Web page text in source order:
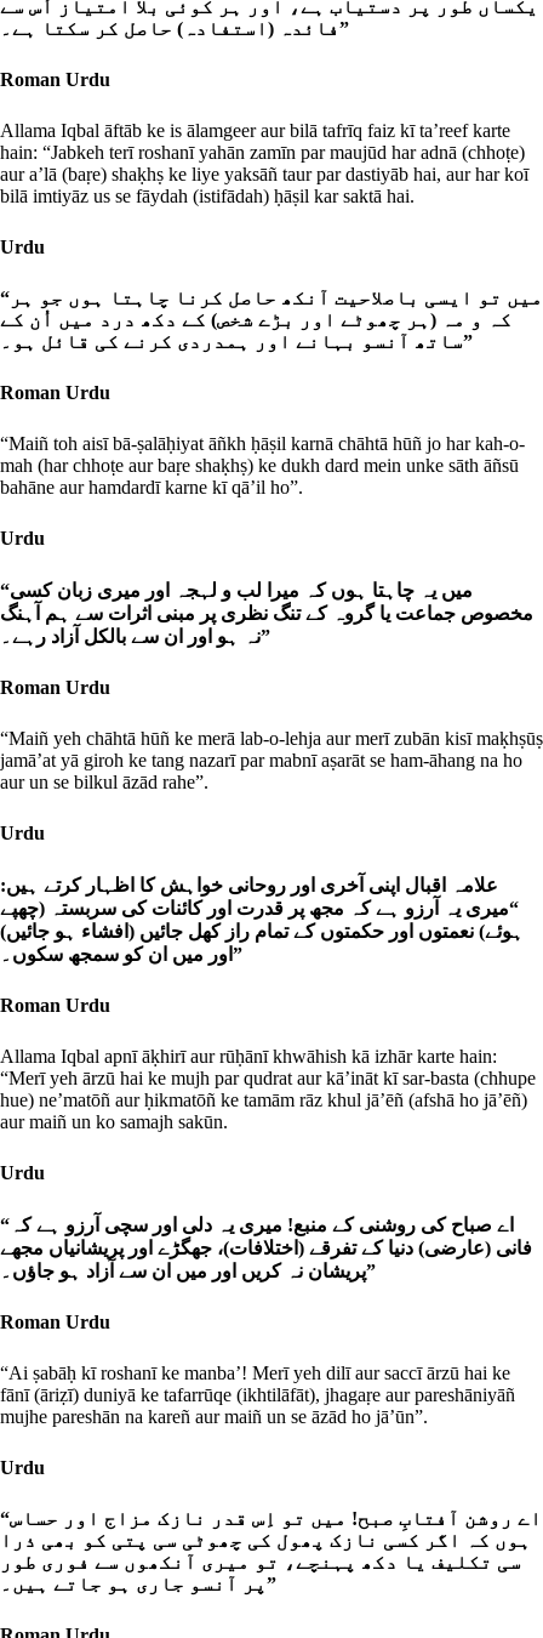
یکساں طور پر دستیاب ہے، اور ہر کوئی بلا امتیاز اُس سے
فائدہ (استفادہ) حاصل کر سکتا ہے۔”
Roman Urdu
Allama Iqbal āftāb ke is ālamgeer aur bilā tafrīq faiz kī ta’reef karte
hain: “Jabkeh terī roshanī yahān zamīn par maujūd har adnā (chhoṭe)
aur a’lā (baṛe) shaḳhṣ ke liye yaksāñ taur par dastiyāb hai, aur har koī
bilā imtiyāz us se fāydah (istifādah) ḥāṣil kar saktā hai.
Urdu
“میں تو ایسی باصلاحیت آنکھ حاصل کرنا چاہتا ہوں جو ہر
کہ و مہ (ہر چھوٹے اور بڑے شخص) کے دکھ درد میں اُن کے
ساتھ آنسو بہانے اور ہمدردی کرنے کی قائل ہو۔”
Roman Urdu
“Maiñ toh aisī bā-ṣalāḥiyat āñkh ḥāṣil karnā chāhtā hūñ jo har kah-o-
mah (har chhoṭe aur baṛe shaḳhṣ) ke dukh dard mein unke sāth āñsū
bahāne aur hamdardī karne kī qā’il ho”.
Urdu
“میں یہ چاہتا ہوں کہ میرا لب و لہجہ اور میری زبان کسی
مخصوص جماعت یا گروہ کے تنگ نظری پر مبنی اثرات سے ہم آہنگ
نہ ہو اور ان سے بالکل آزاد رہے۔”
Roman Urdu
“Maiñ yeh chāhtā hūñ ke merā lab-o-lehja aur merī zubān kisī maḳhṣūṣ
jamā’at yā giroh ke tang nazarī par mabnī aṣarāt se ham-āhang na ho
aur un se bilkul āzād rahe”.
Urdu
علامہ اقبال اپنی آخری اور روحانی خواہش کا اظہار کرتے ہیں:
“میری یہ آرزو ہے کہ مجھ پر قدرت اور کائنات کی سربستہ (چھپے
ہوئے) نعمتوں اور حکمتوں کے تمام راز کھل جائیں (افشاء ہو جائیں)
اور میں ان کو سمجھ سکوں۔”
Roman Urdu
Allama Iqbal apnī āḳhirī aur rūḥānī khwāhish kā izhār karte hain:
“Merī yeh ārzū hai ke mujh par qudrat aur kā’ināt kī sar-basta (chhupe
hue) ne’matōñ aur ḥikmatōñ ke tamām rāz khul jā’ēñ (afshā ho jā’ēñ)
aur maiñ un ko samajh sakūn.
Urdu
“اے صباح کی روشنی کے منبع! میری یہ دلی اور سچی آرزو ہے کہ
فانی (عارضی) دنیا کے تفرقے (اختلافات)، جھگڑے اور پریشانیاں مجھے
پریشان نہ کریں اور میں ان سے آزاد ہو جاؤں۔”
Roman Urdu
“Ai ṣabāḥ kī roshanī ke manba’! Merī yeh dilī aur saccī ārzū hai ke
fānī (āriẓī) duniyā ke tafarrūqe (ikhtilāfāt), jhagaṛe aur pareshāniyāñ
mujhe pareshān na kareñ aur maiñ un se āzād ho jā’ūn”.
Urdu
“اے روشن آفتابِ صبح! میں تو اِس قدر نازک مزاج اور حساس
ہوں کہ اگر کسی نازک پھول کی چھوٹی سی پتی کو بھی ذرا
سی تکلیف یا دکھ پہنچے، تو میری آنکھوں سے فوری طور
پر آنسو جاری ہو جاتے ہیں۔”